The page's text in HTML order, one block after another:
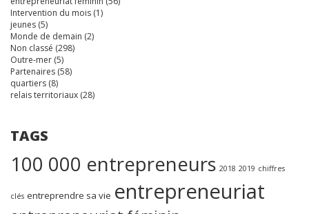
Intervention du mois (1)
jeunes (5)
Monde de demain (2)
Non classé (298)
Outre-mer (5)
Partenaires (58)
quartiers (8)
relais territoriaux (28)
TAGS
100 000 entrepreneurs 2018 2019 chiffres
clés entreprendre sa vie entrepreneuriat